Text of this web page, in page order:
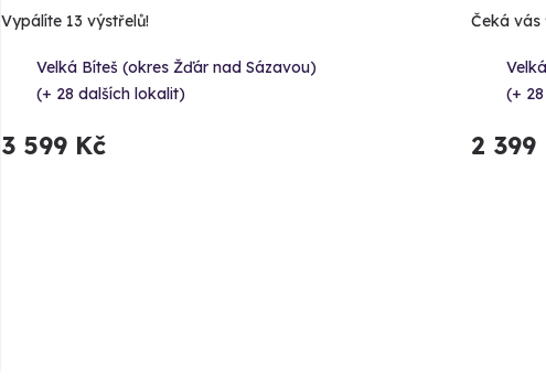
Vypálíte 13 výstřelů!
Velká Bíteš (okres Žďár nad Sázavou)
(+ 28 dalších lokalit)
3 599 Kč
Čeká vás
(+
2 399